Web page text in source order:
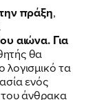
πράξη,
αιώνα. Για
θα
λογισμικό τα
ενός
του άνθρακα